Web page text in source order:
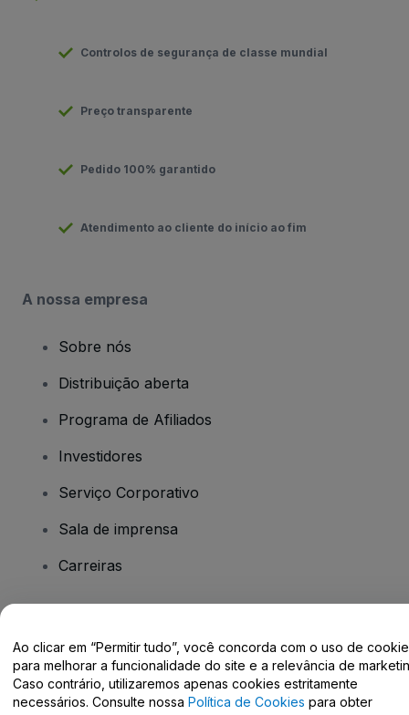
Controlos de segurança de classe mundial
Preço transparente
Pedido 100% garantido
Atendimento ao cliente do início ao fim
A nossa empresa
Sobre nós
Distribuição aberta
Programa de Afiliados
Investidores
Serviço Corporativo
Sala de imprensa
Carreiras
Centro de Ajuda / Fale Conosco
Ao clicar em “Permitir tudo”, você concorda com o uso de
para melhorar a funcionalidade do site e a relevância de
Caso contrário, utilizaremos apenas cookies estritamente
necessários. Consulte nossa Política de Cookies para obter